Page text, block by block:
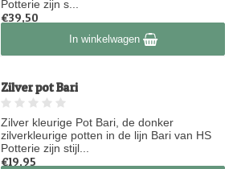
Potterie zijn s...
€39,50
Op voorraadIn winkelwagen
Zilver pot Bari
Zilver kleurige Pot Bari, de donker
zilverkleurige potten in de lijn Bari van HS
Potterie zijn stijl...
€19,95